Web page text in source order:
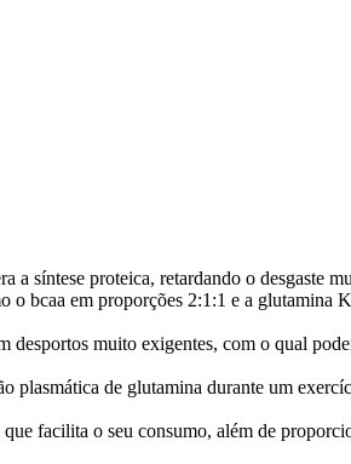
síntese proteica, retardando o desgaste
em proporções 2:1:1 e a glutamina
muito exigentes, com o qual
de glutamina durante um
facilita o seu consumo, além de